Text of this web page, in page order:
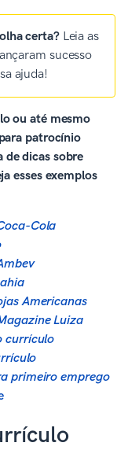
certa?Leia as
sucesso
ajuda!
ou até mesmo
patrocínio
de dicas sobre
esses exemplos
Cola
Americanas
Luiza
currículo
primeiro emprego